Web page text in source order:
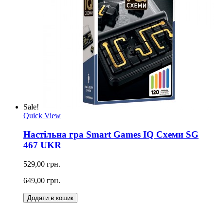
Sale!
Quick View
Настільна гра Smart Games IQ Схеми SG
467 UKR
529,00 грн.
649,00 грн.
Додати в кошик